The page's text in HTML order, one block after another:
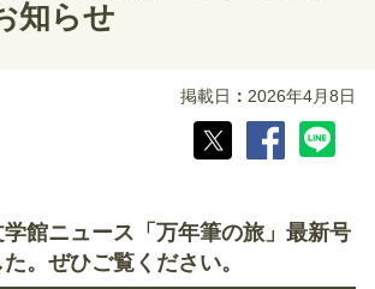
知らせ
掲載日 2026年4月8日
館ニュース「万年筆の旅」最新号
。ぜひご覧ください。